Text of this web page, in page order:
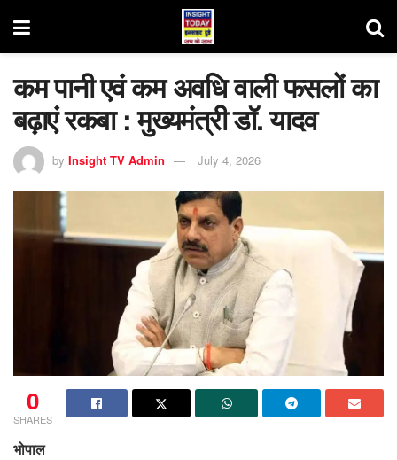
कम पानी एवं कम अवधि वाली फसलों का
बढ़ाएं रकबा : मुख्यमंत्री डॉ. यादव
by Insight TV Admin July 4, 2026
0
SHARES
भोपाल